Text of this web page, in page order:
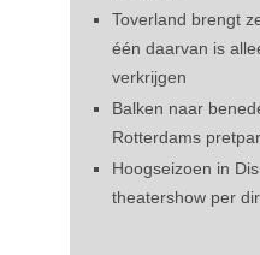
Toverland brengt
één daarvan is
verkrijgen
Balken naar
Rotterdams
Hoogseizoen in
theatershow per